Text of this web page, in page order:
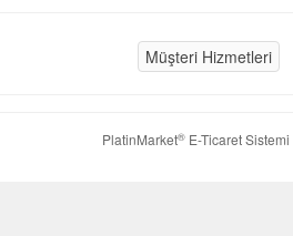
Müşteri Hizmetleri
PlatinMarket®E-Ticaret Sistemi